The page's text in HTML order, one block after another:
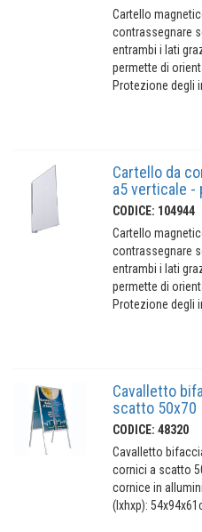
Cartello
contrassegnare
entrambi i lati
permette di
Protezione degli
Cartello da
a5 verticale -
CODICE: 104944
Cartello
contrassegnare
entrambi i lati
permette di
Protezione degli
Cavalletto
scatto 50x70
CODICE: 48320
Cavalletto
cornici a scatto
cornice in
(lxhxp):